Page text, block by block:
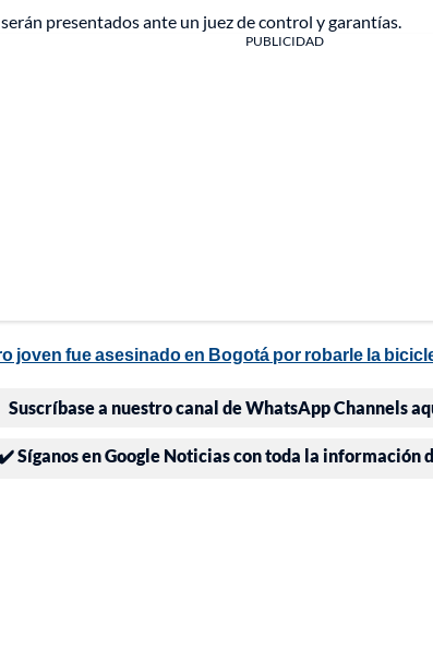
presentados ante un juez de control y garantías.
PUBLICIDAD
joven fue asesinado en Bogotá por robarle la
Suscríbase a nuestro canal de WhatsApp Channels
Síganos en Google Noticias con toda la información